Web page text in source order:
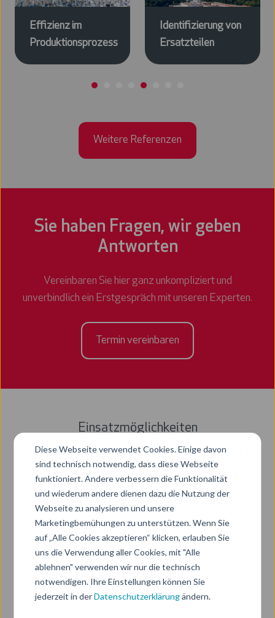
Diese Webseite verwendet Cookies. Einige davon
sind technisch notwendig, dass diese Webseite
funktioniert. Andere verbessern die Funktionalität
und wiederum andere dienen dazu die Nutzung der
Webseite zu analysieren und unsere
Marketingbemühungen zu unterstützen. Wenn Sie
auf „Alle Cookies akzeptieren“ klicken, erlauben Sie
uns die Verwendung aller Cookies, mit "Alle
ablehnen" verwenden wir nur die technisch
notwendigen. Ihre Einstellungen können Sie
jederzeit in derDatenschutzerklärungändern.
Effizienz im
Produktionsprozess
Identifizierung von
Ersatzteilen
Weitere Referenzen
Sie haben Fragen, wir geben
Antworten
Vereinbaren Sie hier ganz unkompliziert und
unverbindlich ein Erstgespräch mit unseren Experten.
Termin vereinbaren
Einsatzmöglichkeiten
Individuelle Situationen, exakte
Lösungen
Unsere Anwendungsfälle bieten Ihnen eine Möglichkeit,
sich einen Überblick über die vielfältigen
Einsatzmöglichkeiten unserer Produkte und
Dienstleistunden zu verschaffen und sich inspirieren zu
lassen, wie Sie unsere Lösungen für Ihre individuellen
Bedürfnisse nutzen können.